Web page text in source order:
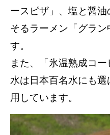
ースピザ」、塩と醤
そるラーメン「グラ
す。
また、「氷温熟成コ
水は日本百名水にも
用しています。